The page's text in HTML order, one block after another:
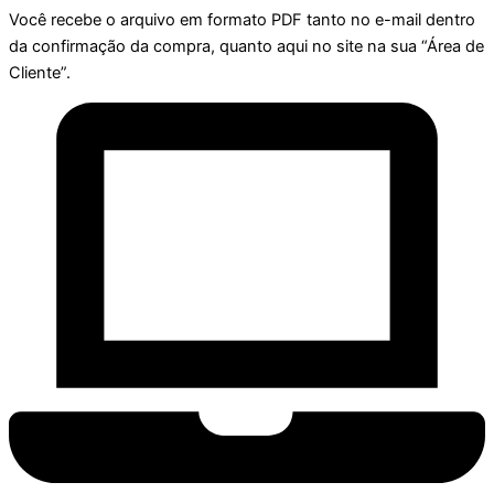
Você recebe o arquivo em formato PDF tanto no e-mail dentro
da confirmação da compra, quanto aqui no site na sua “Área de
Cliente”.